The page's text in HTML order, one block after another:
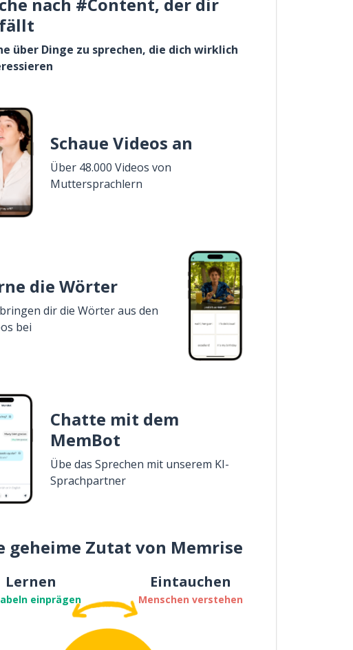
über Dinge zu sprechen, die dich wirklich
Schaue Videos an
Über 48.000 Videos von
Muttersprachlern
die Wörter
dir die Wörter aus den
bei
Chatte mit dem
MemBot
Übe das Sprechen mit unserem KI-
Sprachpartner
geheime Zutat von Memrise
Lernen
einprägen
Eintauchen
Menschen verstehen